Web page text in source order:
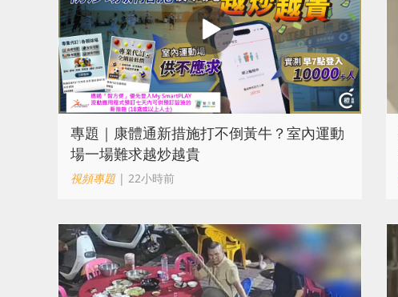
專題｜康體通新措施打不倒黃牛？室內運動
場一場難求越炒越貴
視頻專題| 22小時前